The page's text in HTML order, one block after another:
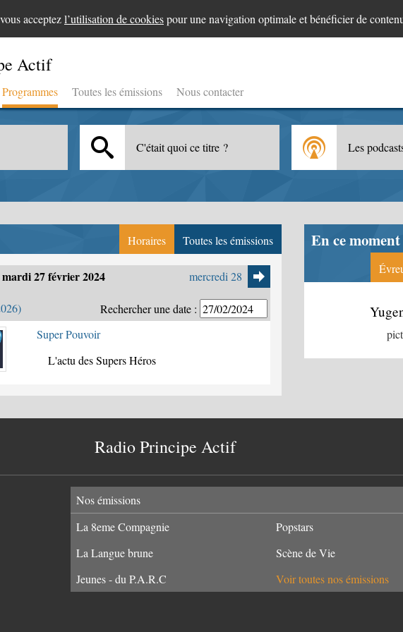
acceptezl’utilisation de cookiespour une navigation optimale et bénéficier de
Actif
Programmes Toutes les émissions Nous contacter
C'était quoi ce titre ? Les
Horaires Toutes les émissions
mercredi 28
mardi 27 février 2024
Rechercher une date :
Super Pouvoir
L'actu des Supers Héros
En ce moment
Radio Principe Actif
Nos émissions
La 8eme Compagnie
La Langue brune
Jeunes - du P.A.R.C
Popstars
Scène de Vie
Voir toutes nos émissions